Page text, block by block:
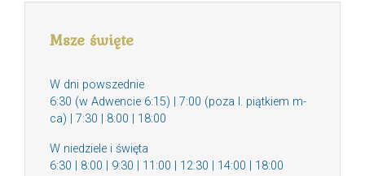
Msze święte
W dni powszednie
6:30 (w Adwencie 6:15) | 7:00 (poza I. piątkiem m-
ca) | 7:30 | 8:00 | 18:00
W niedziele i święta
6:30 | 8:00 | 9:30 | 11:00 | 12:30 | 14:00 | 18:00